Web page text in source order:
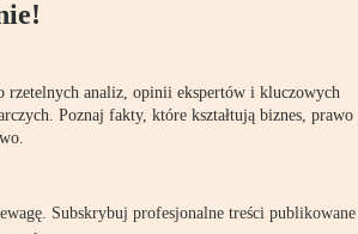
rzetelnych analiz, opinii ekspertów i kluczowych
Poznaj fakty, które kształtują biznes, prawo
Subskrybuj profesjonalne treści publikowane